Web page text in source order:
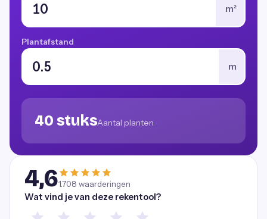
m²
Plantafstand
m
40 stuksAantal planten
4,61.708 waarderingen
Wat vind je van deze rekentool?